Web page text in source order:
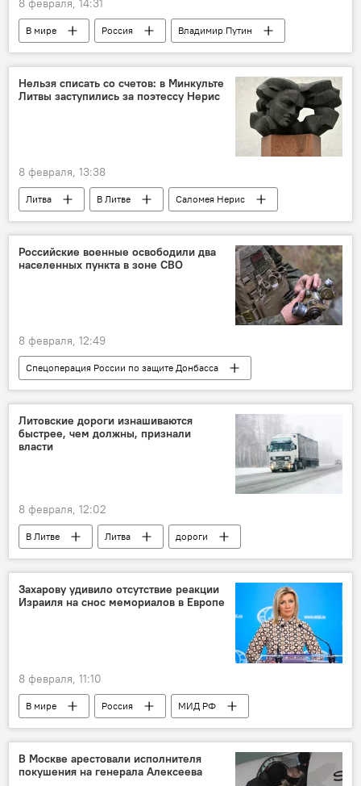
8 февраля, 14:31
В мире Россия
Владимир Путин
ОАЭ
Дмитрий Песков покушение
Нельзя списать со счетов: в Минкульте
Литвы заступились за поэтессу Нерис
8 февраля, 13:38
Литва В Литве
Саломея Нерис
культура
Культура Общество
Российские военные освободили два
населенных пункта в зоне СВО
8 февраля, 12:49
Спецоперация России по защите Донбасса
В мире
Украина
военные
Минобороны РФ
Россия
Литовские дороги изнашиваются
быстрее, чем должны, признали
власти
8 февраля, 12:02
В Литве Литва
дороги
дорожное покрытие
магистральные дороги
грузовик
фуры
транспорт
перевозки
ремонт дорог
Захарову удивило отсутствие реакции
Израиля на снос мемориалов в Европе
8 февраля, 11:10
В мире Россия
МИД РФ
памятник
советский памятник
Израиль
Европа
В Москве арестовали исполнителя
покушения на генерала Алексеева